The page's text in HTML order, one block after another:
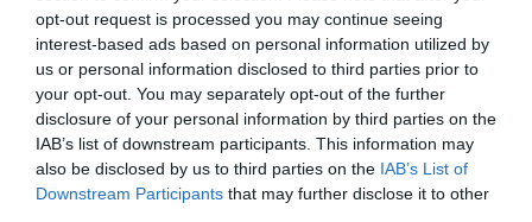
opt-out request is processed you may continue seeing
interest-based ads based on personal information utilized by
us or personal information disclosed to third parties prior to
your opt-out. You may separately opt-out of the further
disclosure of your personal information by third parties on the
IAB’s list of downstream participants. This information may
also be disclosed by us to third parties on the IAB’s List of
Downstream Participants that may further disclose it to other
– Azt gondolom, fontos, hogy egy nő várandósan is
csinosnak érezze magát. Nem kell mindennap
görcsösen erre törekedni, de egy-egy alkalommal jó
érzés így látni magamat. Nem estem túlzásba, bár talán
egy picit bevállalósabb fotók lettek, de szerintem
ízlésesek és szépek.
Liától, aki lassan egy éve nem éjszakázik dj-ként, a Blikk